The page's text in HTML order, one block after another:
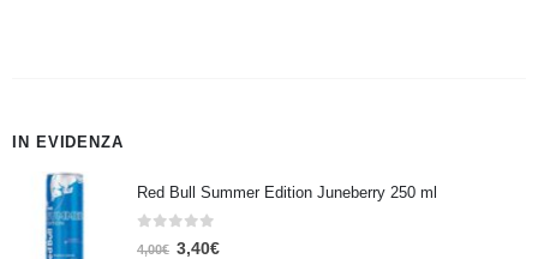
IN EVIDENZA
Red Bull Summer Edition Juneberry 250 ml
Su 5
4,00€ 3,40€